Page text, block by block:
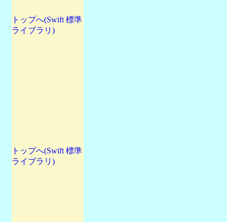
トップへ(Swift 標準
ライブラリ)
トップへ(Swift 標準
ライブラリ)